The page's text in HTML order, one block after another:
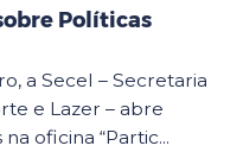
Políticas
a Secel – Secretaria
e Lazer – abre
oficina “Partic...